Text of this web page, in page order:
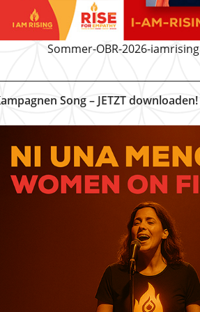
Sommer-OBR-2026-iamrising
Song – JETZT downloaden!